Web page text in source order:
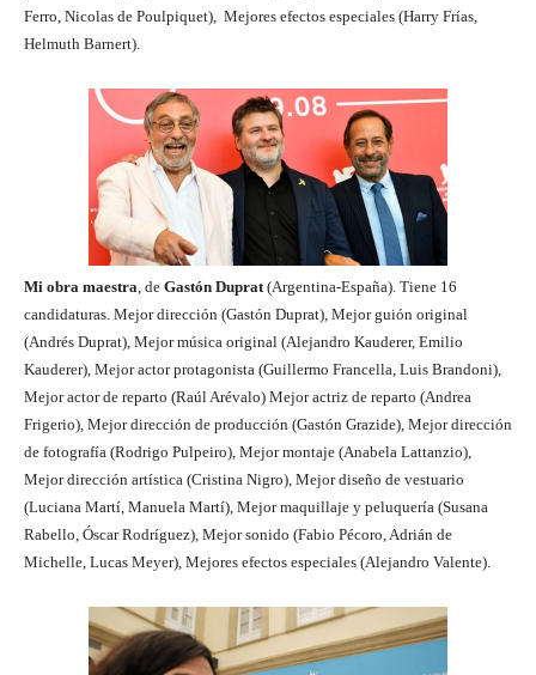
Ferro, Nicolas de Poulpiquet), Mejores efectos especiales (Harry Frías,
Helmuth Barnert).
Mi obra maestra, de Gastón Duprat(Argentina-España). Tiene 16
candidaturas. Mejor dirección (Gastón Duprat), Mejor guión original
(Andrés Duprat), Mejor música original (Alejandro Kauderer, Emilio
Kauderer), Mejor actor protagonista (Guillermo Francella, Luis Brandoni),
Mejor actor de reparto (Raúl Arévalo) Mejor actriz de reparto (Andrea
Frigerio), Mejor dirección de producción (Gastón Grazide), Mejor dirección
de fotografía (Rodrigo Pulpeiro), Mejor montaje (Anabela Lattanzio),
Mejor dirección artística (Cristina Nigro), Mejor diseño de vestuario
(Luciana Martí, Manuela Martí), Mejor maquillaje y peluquería (Susana
Rabello, Óscar Rodríguez), Mejor sonido (Fabio Pécoro, Adrián de
Michelle, Lucas Meyer), Mejores efectos especiales (Alejandro Valente).